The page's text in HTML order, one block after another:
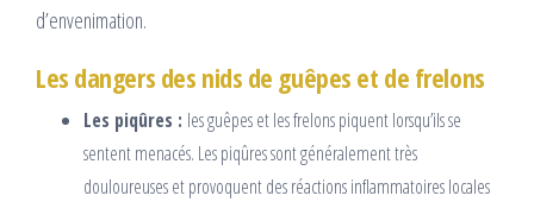
d’envenimation.
Les dangers des nids de guêpes et de frelons
Les piqûres : les guêpes et les frelons piquent lorsqu’ils se
sentent menacés. Les piqûres sont généralement très
douloureuses et provoquent des réactions inflammatoires locales